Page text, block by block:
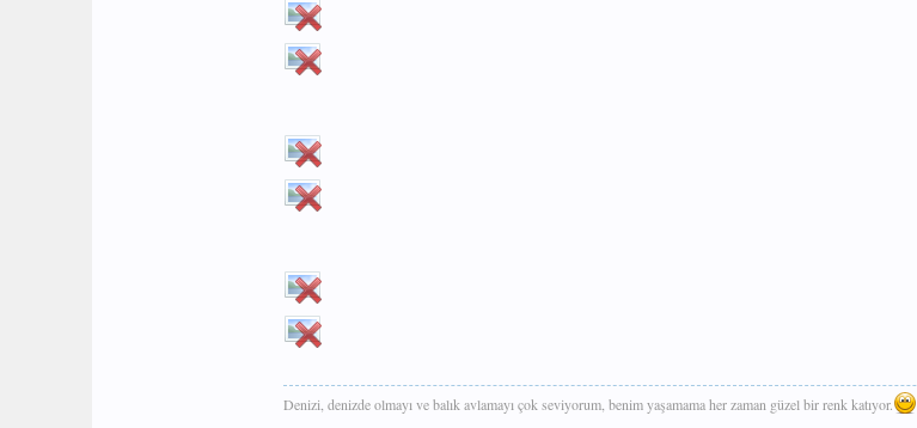
Denizi, denizde olmayı ve balık avlamayı çok seviyorum, benim yaşamama her zaman güzel bir renk katıyor.